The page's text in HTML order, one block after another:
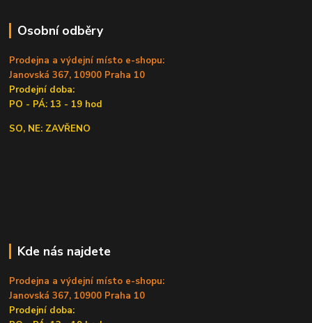
Osobní odběry
Prodejna a výdejní místo e-shopu:
Janovská 367, 10900 Praha 10
Prodejní doba:
PO - PÁ: 13 - 19 hod
SO, NE: ZAVŘENO
Kde nás najdete
Prodejna a výdejní místo e-shopu:
Janovská 367, 10900 Praha 10
Prodejní doba: